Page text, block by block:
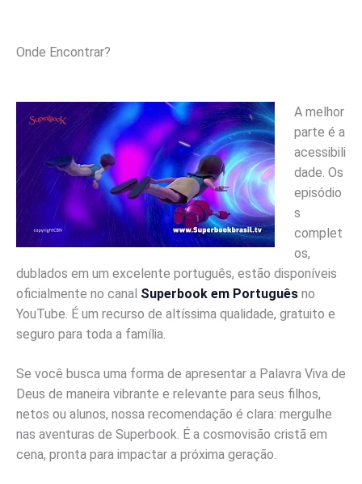
Onde Encontrar?
A melhor
parte é a
acessibili
dade. Os
episódio
s
complet
os,
dublados em um excelente português, estão disponíveis
oficialmente no canal Superbook em Português no
YouTube. É um recurso de altíssima qualidade, gratuito e
seguro para toda a família.
Se você busca uma forma de apresentar a Palavra Viva de
Deus de maneira vibrante e relevante para seus filhos,
netos ou alunos, nossa recomendação é clara: mergulhe
nas aventuras de Superbook. É a cosmovisão cristã em
cena, pronta para impactar a próxima geração.